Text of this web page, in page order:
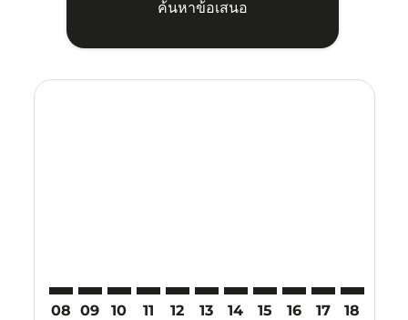
ค้นหาข้อเสนอ
08 09 10 11 12 13 14 15 16 17 18